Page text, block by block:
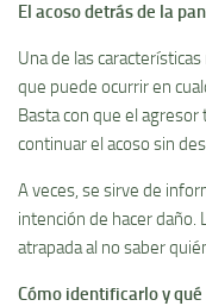
El acoso detrás de la
Una de las
que puede ocurrir en
Basta con que el
continuar el acoso sin
A veces, se sirve de
intención de hacer daño.
atrapada al no saber
Cómo identificarlo y qué